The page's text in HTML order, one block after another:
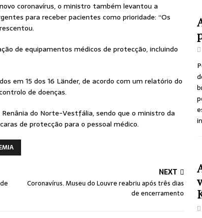
coronavírus, o ministro também levantou a
para receber pacientes como prioridade: “Os
de equipamentos médicos de protecção, incluindo
em 15 dos 16 Länder, de acordo com um relatório do
de doenças.
do Norte-Vestfália, sendo que o ministro da
de protecção para o pessoal médico.
NEXT
Coronavírus. Museu do Louvre reabriu após três dias
de encerramento